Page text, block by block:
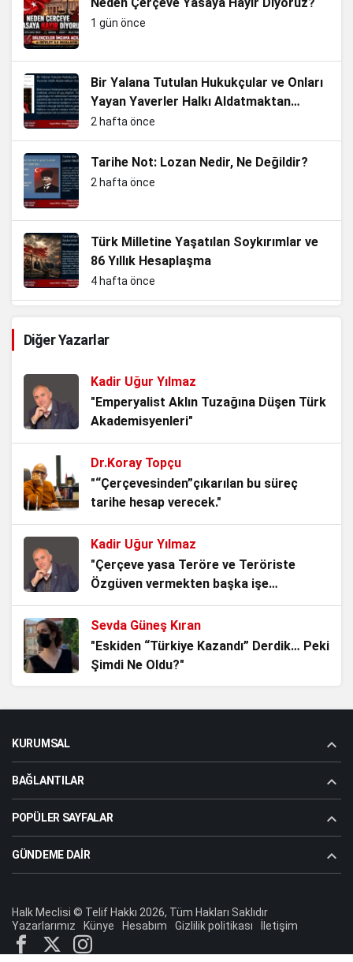
1 gün önce
Bir Yalana Tutulan Hukukçular ve Onları
Yayan Yaverler Halkı Aldatmaktan
Vazgeçin
2 hafta önce
Tarihe Not: Lozan Nedir, Ne Değildir?
2 hafta önce
Türk Milletine Yaşatılan Soykırımlar ve
86 Yıllık Hesaplaşma
4 hafta önce
4 hafta önce
Slav kardeşliğini koruma ve Nazizm ile
mücadele…Yersen
1 ay önce
TBMM’nin Yok Hükmü
1 ay önce
AKP’li Başkan Tek Bir Demeci ile 6
Anayasa Maddesini Çiğnedi.
Bu, Düzen ile Düzülenin oyunu! Akademik
Rapor
3 ay önce
Diğer Yazarlar
Kadir Uğur Yılmaz
"Emperyalist Aklın Tuzağına Düşen Türk
Akademisyenleri"
Dr.Koray Topçu
"“Çerçevesinden”çıkarılan bu süreç
tarihe hesap verecek."
Kadir Uğur Yılmaz
"Çerçeve yasa Teröre ve Teröriste
Özgüven vermekten başka işe
YARAMAZ!"
Sevda Güneş Kıran
"Eskiden “Türkiye Kazandı” Derdik… Peki
Şimdi Ne Oldu?"
Ömer Çam
Sessizlik"
Dr.Koray Topçu
KURUMSAL
BAĞLANTILAR
POPÜLER SAYFALAR
GÜNDEME DAIR
Halk Meclisi © Telif Hakkı 2026, Tüm Hakları Saklıdır
Yazarlarımız
Künye Hesabım Gizlilik politikası İletişim